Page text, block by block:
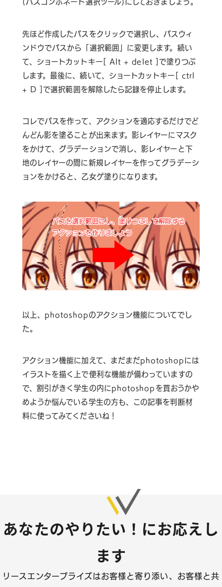
(パスコンポネート選択ツール)にしておきましょう。
先ほど作成したパスをクリックで選択し、パスウィ
ンドウでパスから「選択範囲」に変更します。続い
て、ショートカットキー[ Alt + delet ]で塗りつぶ
します。最後に、続いて、ショートカットキー[ ctrl
+ D ]で選択範囲を解除したら記録を停止します。
コレでパスを作って、アクションを適応するだけでど
んどん影を塗ることが出来ます。影レイヤーにマスク
をかけて、グラデーションで消し、影レイヤーと下
地のレイヤーの間に新規レイヤーを作ってグラデーシ
ョンをかけると、乙女ゲ塗りになります。
以上、photoshopのアクション機能についてでし
た。
アクション機能に加えて、まだまだphotoshopには
イラストを描く上で便利な機能が備わっていますの
で、割引がきく学生の内にphotoshopを買おうかや
めようか悩んでいる学生の方も、この記事を判断材
料に使ってみてくださいね！
あなたのやりたい！にお応えし
ます
リースエンタープライズはお客様と寄り添い、 お客様と共